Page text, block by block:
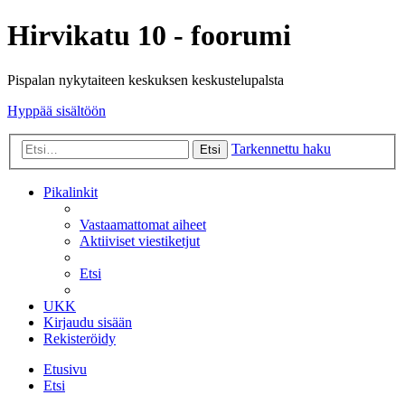
Hirvikatu 10 - foorumi
Pispalan nykytaiteen keskuksen keskustelupalsta
Hyppää sisältöön
Etsi Tarkennettu haku
Pikalinkit
Vastaamattomat aiheet
Aktiiviset viestiketjut
Etsi
UKK
Kirjaudu sisään
Rekisteröidy
Etusivu
Etsi